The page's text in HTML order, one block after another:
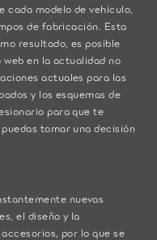
modelo de vehículo,
de fabricación. Esta
resultado, es posible
en la actualidad no
actuales para las
y los esquemas de
para que te
tomar una decisión
nuevas
el diseño y la
por lo que se